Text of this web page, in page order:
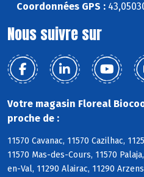
Coordonnées GPS :
Nous suivre sur
Votre magasin Floreal
proche de :
11570 Cavanac, 11570 Cazilhac,
11570 Mas-des-Cours, 11570
en-Val, 11290 Alairac, 11290